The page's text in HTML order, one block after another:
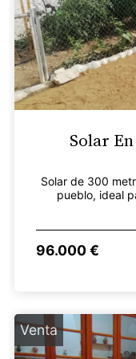
Solar
Solar de 300
pueblo, ideal
96.000 €
Venta